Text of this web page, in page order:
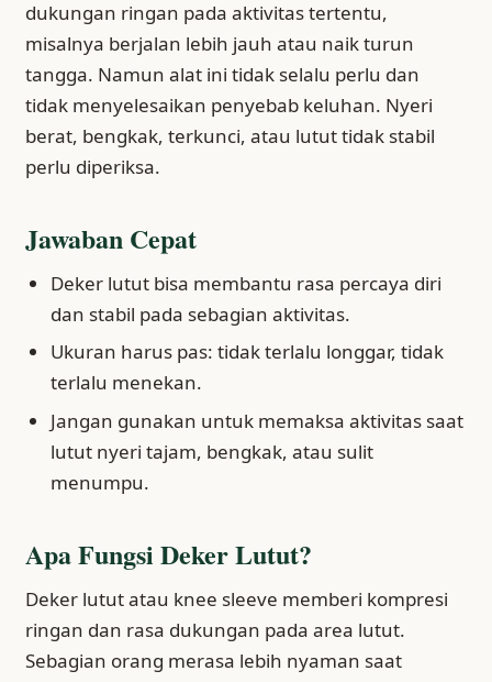
dukungan ringan pada aktivitas tertentu,
misalnya berjalan lebih jauh atau naik turun
tangga. Namun alat ini tidak selalu perlu dan
tidak menyelesaikan penyebab keluhan. Nyeri
berat, bengkak, terkunci, atau lutut tidak stabil
perlu diperiksa.
Jawaban Cepat
Deker lutut bisa membantu rasa percaya diri
dan stabil pada sebagian aktivitas.
Ukuran harus pas: tidak terlalu longgar, tidak
terlalu menekan.
Jangan gunakan untuk memaksa aktivitas saat
lutut nyeri tajam, bengkak, atau sulit
menumpu.
Apa Fungsi Deker Lutut?
Deker lutut atau knee sleeve memberi kompresi
ringan dan rasa dukungan pada area lutut.
Sebagian orang merasa lebih nyaman saat